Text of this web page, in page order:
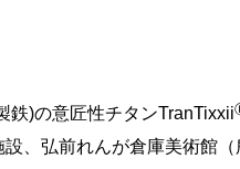
)の意匠性チタンTranTixxii
、弘前れんが倉庫美術館